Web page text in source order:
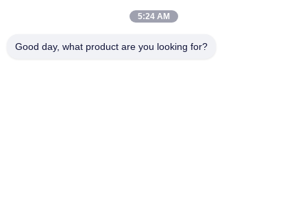
Via Fuyuan 5, Parco Industriale delle Batterie al Litio, Zona
5:24 AM
Good day, what product are you looking for?